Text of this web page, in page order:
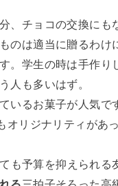
、チョコの交換にも
のは適当に贈るわけ
。学生の時は手作り
人も多いはず。
いるお菓子が人気で
オリジナリティがあ
も予算を抑えられる